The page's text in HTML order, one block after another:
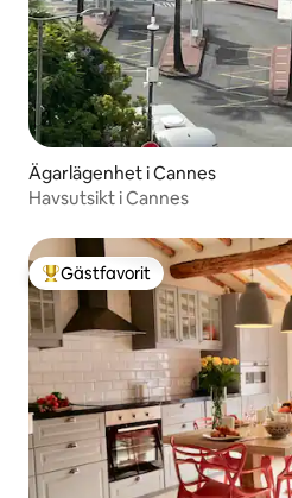
Ägarlägenhet i Cannes
Havsutsikt i Cannes
Populär gästfavorit
Gästfavorit